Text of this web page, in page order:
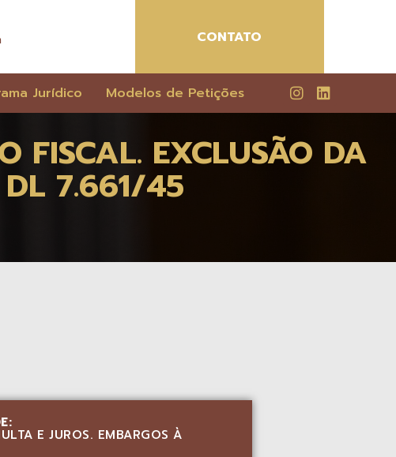
CONTATO
Jurídico Modelos de Petições
FISCAL. EXCLUSÃO DA
DL 7.661/45
E JUROS. EMBARGOS À